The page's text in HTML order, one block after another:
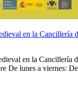
en la Cancillería
en la Cancillería
De lunes a viernes: De